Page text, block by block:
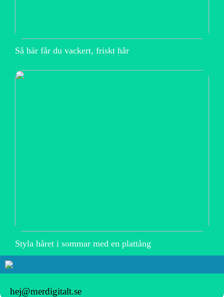
Så här får du vackert, friskt hår
Styla håret i sommar med en plattång
hej@merdigitalt.se